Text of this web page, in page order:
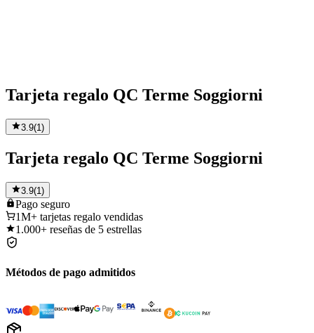
Tarjeta regalo QC Terme Soggiorni
3.9(1 )
Tarjeta regalo QC Terme Soggiorni
3.9(1)
Pago seguro
1M+ tarjetas regalo vendidas
1.000+ reseñas de 5 estrellas
Métodos de pago admitidos